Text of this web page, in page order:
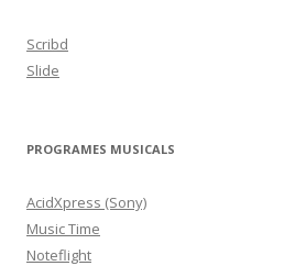
Scribd
Slide
PROGRAMES MUSICALS
AcidXpress (Sony)
Music Time
Noteflight